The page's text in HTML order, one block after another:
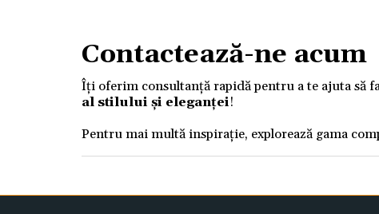
Contactează-ne acum
Îți oferim consultanță rapidă pentru a te ajuta să
al stilului și eleganței!
Pentru mai multă inspirație, explorează gama